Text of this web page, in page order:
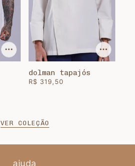
dolman tapajós
R$ 319,50
VER COLEÇÃO
ajuda